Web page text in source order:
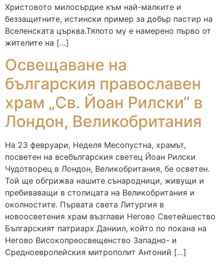
Христовото милосърдие към най-малките и
беззащитните, истински пример за добър пастир на
Вселенската църква.Тялото му е намерено първо от
жителите на […]
Освещаване на
българския православен
храм „Св. Йоан Рилски“ в
Лондон, Великобритания
На 23 февруари, Неделя Месопустна, храмът,
посветен на всебългарския светец Йоан Рилски
Чудотворец в Лондон, Великобритания, бе осветен.
Той ще обгрижва нашите сънародници, живущи и
пребиваващи в столицата на Великобритания и
околностите. Първата света Литургия в
новоосветения храм възглави Негово Светейшество
Българският патриарх Даниил, който по покана на
Негово Високопреосвещенство Западно- и
Средноевропейския митрополит Антоний […]